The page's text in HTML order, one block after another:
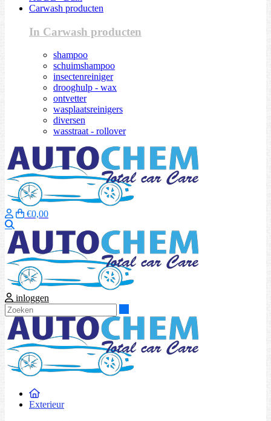
Carwash producten
In Carwash producten
shampoo
schuimshampoo
insectenreiniger
drooghulp - wax
ontvetter
wasplaatsreinigers
diversen
wasstraat - rollover
€0,00
inloggen
Exterieur